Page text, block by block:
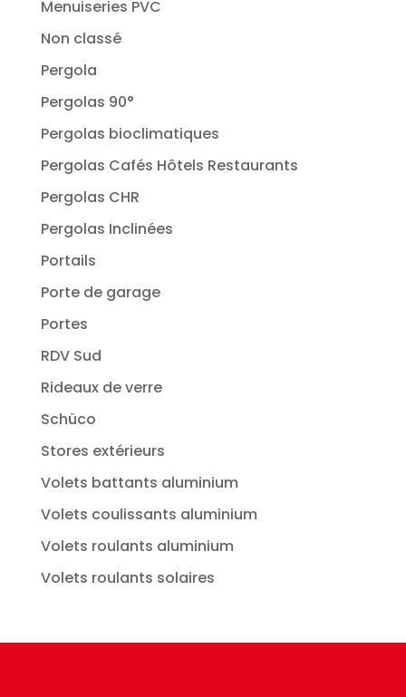
Menuiseries PVC
Non classé
Pergola
Pergolas 90°
Pergolas bioclimatiques
Pergolas Cafés Hôtels Restaurants
Pergolas CHR
Pergolas Inclinées
Portails
Porte de garage
Portes
RDV Sud
Rideaux de verre
Schüco
Stores extérieurs
Volets battants aluminium
Volets coulissants aluminium
Volets roulants aluminium
Volets roulants solaires